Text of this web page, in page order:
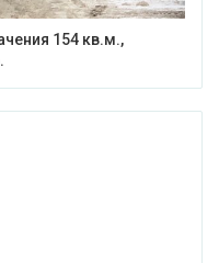
154 кв.м.,